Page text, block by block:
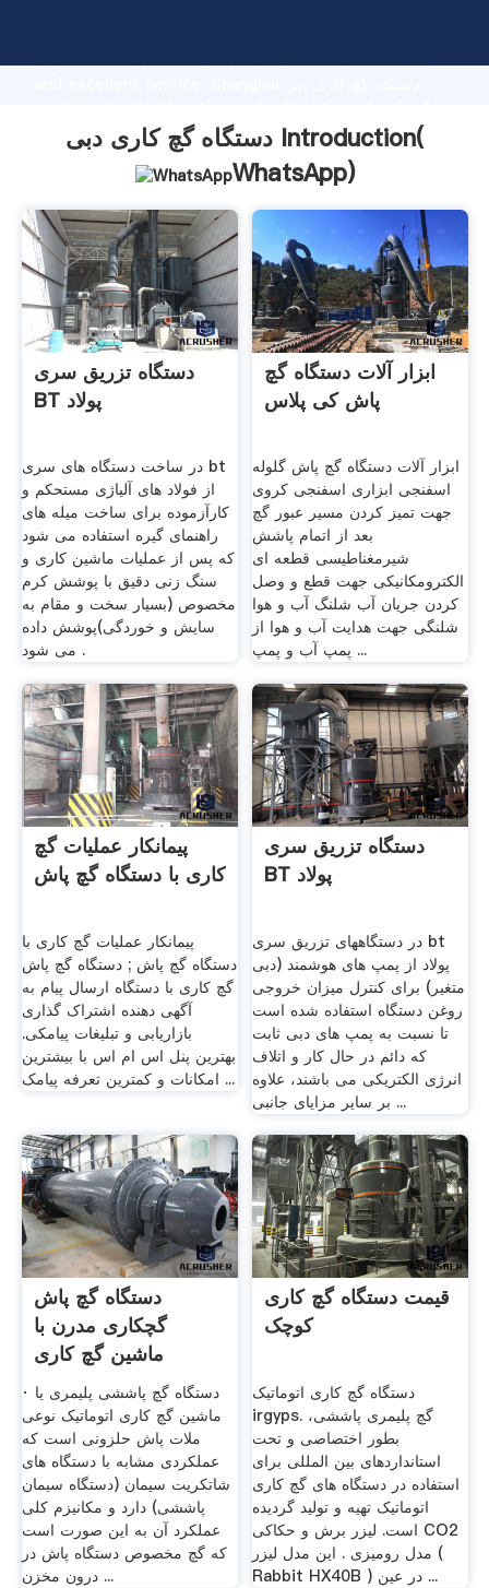
production capability, advanced research strength
customers.
دستگاه گچ کاری دبی Introduction(
WhatsApp)
دستگاه تزریق سری
BT پولاد
در ساخت دستگاه های سری bt
از فولاد های آلیاژی مستحکم و
کارآزموده برای ساخت میله های
راهنمای گیره استفاده می شود
که پس از عملیات ماشین کاری و
سنگ زنی دقیق با پوشش کرم
مخصوص (بسیار سخت و مقام به
سایش و خوردگی)پوشش داده
می شود .
ابزار آلات دستگاه گچ
پاش کی پلاس
ابزار آلات دستگاه گچ پاش گلوله
اسفنجی ابزاری اسفنجی کروی
جهت تمیز کردن مسیر عبور گچ
بعد از اتمام پاشش
شیرمغناطیسی قطعه ای
الکترومکانیکی جهت قطع و وصل
کردن جریان آب شلنگ آب و هوا
شلنگی جهت هدایت آب و هوا از
پمپ آب و پمپ ...
پيمانكار عملیات گچ
کاری با دستگاه گچ پاش
پيمانكار عملیات گچ کاری با
دستگاه گچ پاش ; دستگاه گچ پاش
گچ کاری با دستگاه ارسال پیام به
آگهی دهنده اشتراک گذاری
بازاریابی و تبلیغات پیامکی.
بهترین پنل اس ام اس با بیشترین
امکانات و کمترین تعرفه پیامک ...
دستگاه تزریق سری
BT پولاد
در دستگاههای تزریق سری bt
پولاد از پمپ های هوشمند (دبی
متغیر) برای کنترل میزان خروجی
روغن دستگاه استفاده شده است
تا نسبت به پمپ های دبی ثابت
که دائم در حال کار و اتلاف
انرژی الکتریکی می باشند، علاوه
بر سایر مزایای جانبی ...
دستگاه گچ پاش
گچکاری مدرن با
ماشین گچ کاری
اتوماتیک ...
· دستگاه گچ پاششی پلیمری یا
ماشین گچ کاری اتوماتیک نوعی
ملات پاش حلزونی است که
عملکردی مشابه با دستگاه های
شاتکریت سیمان (دستگاه سیمان
پاششی) دارد و مکانیزم کلی
عملکرد آن به این صورت است
که گچ مخصوص دستگاه پاش در
درون مخزن ...
قیمت دستگاه گچ کاری
کوچک
دستگاه گچ کاری اتوماتیک
irgyps. گچ پلیمری پاششی،
بطور اختصاصی و تحت
استانداردهای بین المللی برای
استفاده در دستگاه های گچ کاری
اتوماتیک تهیه و تولید گردیده
است. لیزر برش و حکاکی CO2
مدل رومیزی . این مدل لیزر (
Rabbit HX40B ) در عین ...